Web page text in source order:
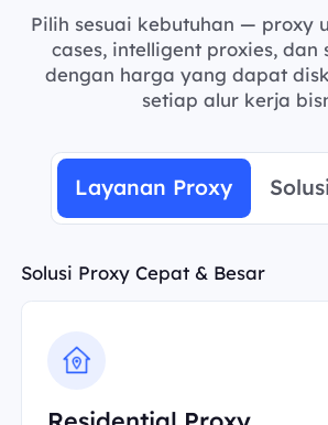
Pilih sesuai kebutuhan — proxy
cases, intelligent proxies, dan
dengan harga yang dapat
setiap alur kerja
Layanan Proxy
Solusi Proxy Cepat & Besar